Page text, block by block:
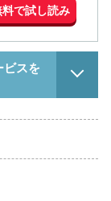
で試し読み
スを